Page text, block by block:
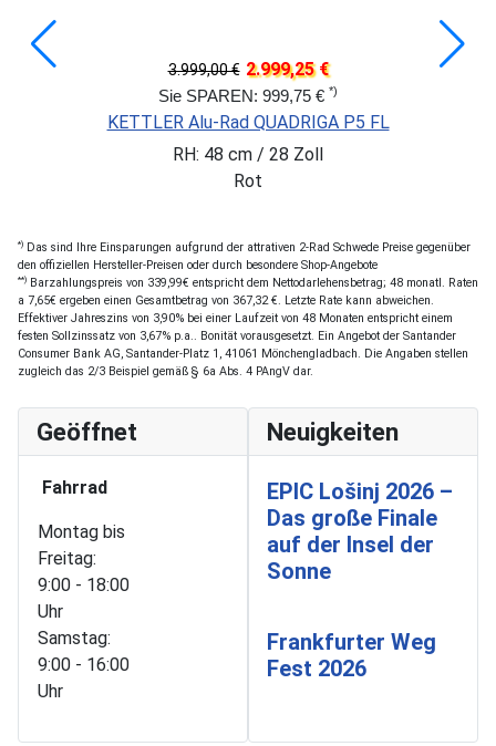
3.999,00 € 2.999,25 €
Sie SPAREN: 999,75 € *)
KETTLER Alu-Rad QUADRIGA P5 FL
RH: 48 cm / 28 Zoll
Rot
*) Das sind Ihre Einsparungen aufgrund der attrativen 2-Rad Schwede Preise gegenüber
den offiziellen Hersteller-Preisen oder durch besondere Shop-Angebote
**) Barzahlungspreis von 339,99€ entspricht dem Nettodarlehensbetrag; 48 monatl. Raten
a 7,65€ ergeben einen Gesamtbetrag von 367,32 €. Letzte Rate kann abweichen.
Effektiver Jahreszins von 3,90% bei einer Laufzeit von 48 Monaten entspricht einem
festen Sollzinssatz von 3,67% p.a.. Bonität vorausgesetzt. Ein Angebot der Santander
Consumer Bank AG, Santander-Platz 1, 41061 Mönchengladbach. Die Angaben stellen
zugleich das 2/3 Beispiel gemäß § 6a Abs. 4 PAngV dar.
Geöffnet
Fahrrad
Montag bis
Freitag:
9:00 - 18:00
Uhr
Samstag:
9:00 - 16:00
Uhr
Neuigkeiten
EPIC Lošinj 2026 –
Das große Finale
auf der Insel der
Sonne
Frankfurter Weg
Fest 2026